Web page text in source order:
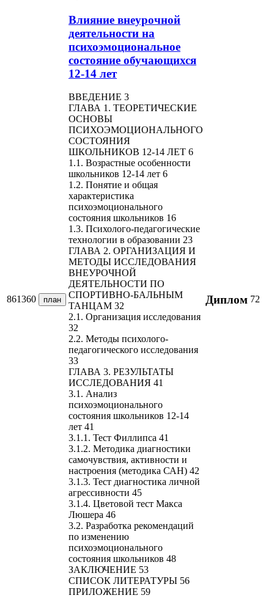
861360 план
Влияние внеурочной
деятельности на
психоэмоциональное
состояние обучающихся
12-14 лет
ВВЕДЕНИЕ 3
ГЛАВА 1. ТЕОРЕТИЧЕСКИЕ
ОСНОВЫ
ПСИХОЭМОЦИОНАЛЬНОГО
СОСТОЯНИЯ
ШКОЛЬНИКОВ 12-14 ЛЕТ 6
1.1. Возрастные особенности
школьников 12-14 лет 6
1.2. Понятие и общая
характеристика
психоэмоционального
состояния школьников 16
1.3. Психолого-педагогические
технологии в образовании 23
ГЛАВА 2. ОРГАНИЗАЦИЯ И
МЕТОДЫ ИССЛЕДОВАНИЯ
ВНЕУРОЧНОЙ
ДЕЯТЕЛЬНОСТИ ПО
СПОРТИВНО-БАЛЬНЫМ
ТАНЦАМ 32
2.1. Организация исследования
32
2.2. Методы психолого-
педагогического исследования
33
ГЛАВА 3. РЕЗУЛЬТАТЫ
ИССЛЕДОВАНИЯ 41
3.1. Анализ
психоэмоционального
состояния школьников 12-14
лет 41
3.1.1. Тест Филлипса 41
3.1.2. Методика диагностики
самочувствия, активности и
настроения (методика САН) 42
3.1.3. Тест диагностика личной
агрессивности 45
3.1.4. Цветовой тест Макса
Люшера 46
3.2. Разработка рекомендаций
по изменению
психоэмоционального
состояния школьников 48
ЗАКЛЮЧЕНИЕ 53
СПИСОК ЛИТЕРАТУРЫ 56
ПРИЛОЖЕНИЕ 59
Диплом 72